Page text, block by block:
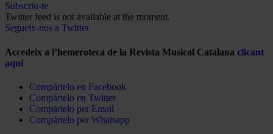
Subscriu-te
Twitter feed is not available at the moment.
Segueix-nos a Twitter
Accedeix a l’hemeroteca de la Revista Musical Catalana clicant
aquí
Compártelo en Facebook
Compártelo en Twitter
Compártelo per Email
Compártelo per Whatsapp